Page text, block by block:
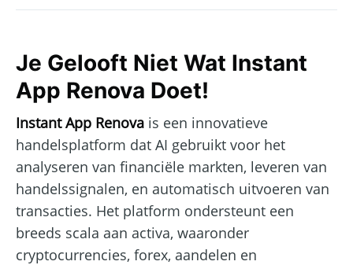
Je Gelooft Niet Wat Instant
App Renova Doet!
Instant App Renova is een innovatieve
handelsplatform dat AI gebruikt voor het
analyseren van financiële markten, leveren van
handelssignalen, en automatisch uitvoeren van
transacties. Het platform ondersteunt een
breeds scala aan activa, waaronder
cryptocurrencies, forex, aandelen en